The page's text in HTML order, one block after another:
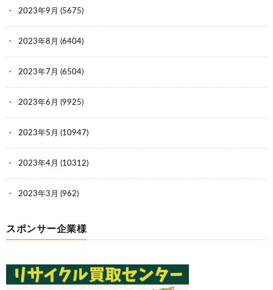
2023年9月 (5675)
2023年8月 (6404)
2023年7月 (6504)
2023年6月 (9925)
2023年5月 (10947)
2023年4月 (10312)
2023年3月 (962)
スポンサー企業様